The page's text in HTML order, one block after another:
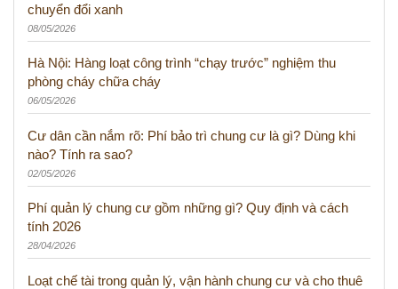
chuyển đổi xanh
08/05/2026
Hà Nội: Hàng loạt công trình “chạy trước” nghiệm thu
phòng cháy chữa cháy
06/05/2026
Cư dân cần nắm rõ: Phí bảo trì chung cư là gì? Dùng khi
nào? Tính ra sao?
02/05/2026
Phí quản lý chung cư gồm những gì? Quy định và cách
tính 2026
28/04/2026
Loạt chế tài trong quản lý, vận hành chung cư và cho thuê